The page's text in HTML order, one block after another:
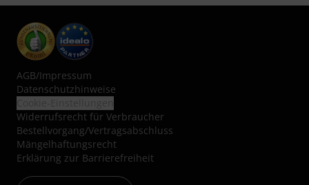
AGB/Impressum
Datenschutzhinweise
Widerrufsrecht für Verbraucher
Bestellvorgang/Vertragsabschluss
Mängelhaftungsrecht
Erklärung zur Barrierefreiheit